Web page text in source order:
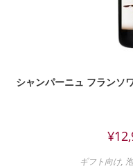
シャンパーニュ フランソ
¥
ギフト向け, 泡